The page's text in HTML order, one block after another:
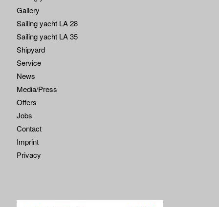
Gallery
Sailing yacht LA 28
Sailing yacht LA 35
Shipyard
Service
News
Media/Press
Offers
Jobs
Contact
Imprint
Privacy